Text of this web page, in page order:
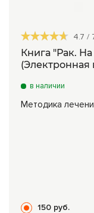
4.7 /
Книга "Рак.
(Электронная
в наличии
Методика
150 руб.